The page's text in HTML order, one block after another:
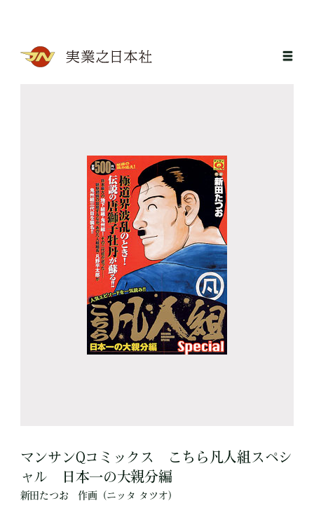
マンサンQコミックス こちら凡人組スペシ
ャル 日本一の大親分編
新田たつお 作画 （ニッタ タツオ）